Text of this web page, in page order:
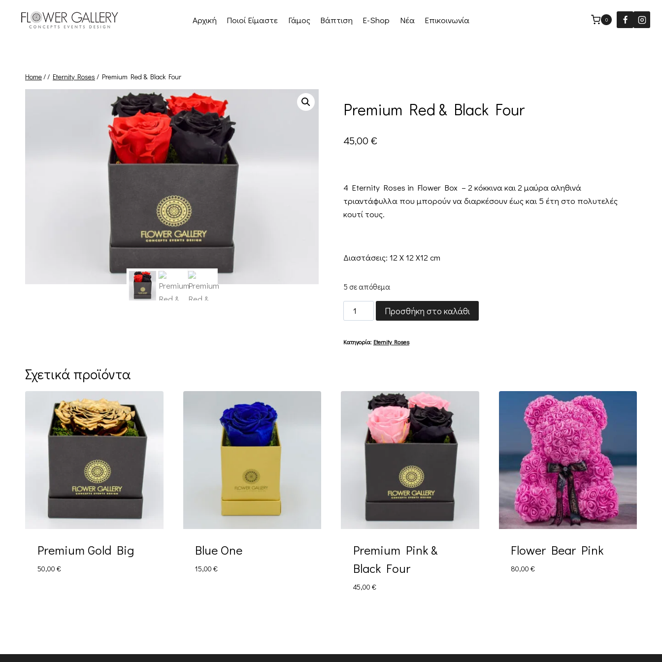
Αρχική Ποιοί Είμαστε Γάμος Βάπτιση E-Shop Νέα Επικοινωνία 0
Home// Eternity Roses / Premium Red & Black Four
Premium Red & Black Four
45,00 €
4 Eternity Roses in Flower Box – 2 κόκκινα και 2 μαύρα αληθινά
τριαντάφυλλα που μπορούν να διαρκέσουν έως και 5 έτη στο πολυτελές
κουτί τους.
Διαστάσεις: 12 Χ 12 Χ12 cm
5 σε απόθεμα
Premium
Red
Black
Προσθήκη στο καλάθι
Κατηγορία: Eternity Roses
Σχετικά προϊόντα
Premium Gold Big
50,00 €
Blue One
15,00 €
Premium Pink &
Black Four
45,00 €
Flower Bear Pink
80,00 €